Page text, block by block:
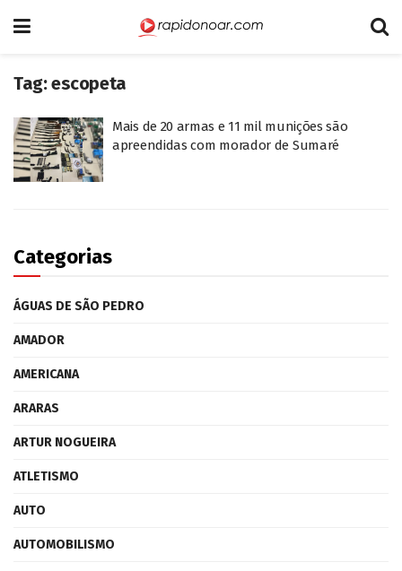
Tag:escopeta
Mais de 20 armas e 11 mil munições são
apreendidas com morador de Sumaré
Categorias
ÁGUAS DE SÃO PEDRO
AMADOR
AMERICANA
ARARAS
ARTUR NOGUEIRA
ATLETISMO
AUTO
AUTOMOBILISMO